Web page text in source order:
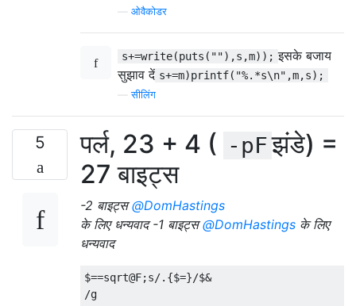
ओवैकोडर
s+=write(puts(""),s,m)); इसके बजाय
सुझाव दें s+=m)printf("%.*s\n",m,s);
—सीलिंग
5 पर्ल, 23 ​​+ 4 ( -pFझंडे) =
27 बाइट्स
-2 बाइट्स@DomHastings
के लिए धन्यवाद -1 बाइट्स@DomHastings के लिए
धन्यवाद
$==sqrt@F;s/.{$=}/$&
/g